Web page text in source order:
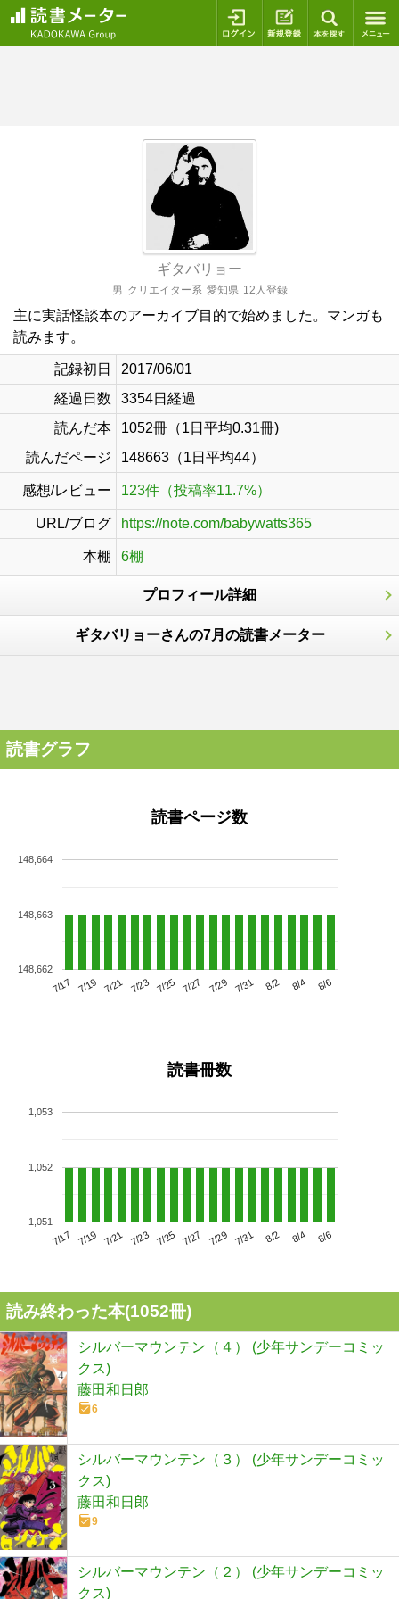
ログイン 新規登録
ギタバリョー
男 クリエイター系 愛知県 12人登録
主に実話怪談本のアーカイブ目的で始めました。マンガも
読みます。
記録初日
2017/06/01
経過日数
3354日経過
読んだ本
1052冊（1日平均0.31冊)
読んだページ
148663（1日平均44）
感想/レビュー 123件（投稿率11.7%）
URL/ブログ https://note.com/babywatts365
本棚 6棚
プロフィール詳細
ギタバリョーさんの7月の読書メーター
読書グラフ
読書ページ数
7/17 7/19 7/21 7/23 7/25 7/27 7/29 7/31 8/2 8/4 8/6
148,662
148,663
148,664
読書冊数
7/17 7/19 7/21 7/23 7/25 7/27 7/29 7/31 8/2 8/4 8/6
1,051
1,052
1,053
読み終わった本(1052冊)
シルバーマウンテン（４） (少年サンデーコミッ
クス)
藤田和日郎
6
シルバーマウンテン（３） (少年サンデーコミッ
クス)
藤田和日郎
9
シルバーマウンテン（２） (少年サンデーコミッ
クス)